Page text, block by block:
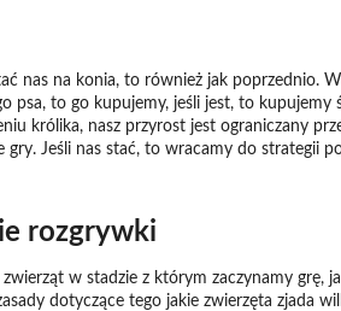
nas na konia, to również jak poprzednio.
psa, to go kupujemy, jeśli jest, to
królika, nasz przyrost jest ograniczany
Jeśli nas stać, to wracamy do strategii
rozgrywki
w stadzie z którym zaczynamy grę,
dotyczące tego jakie zwierzęta zjada